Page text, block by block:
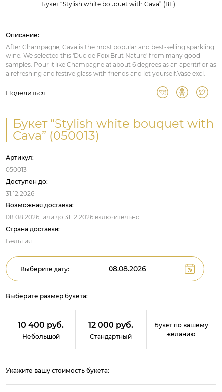
Букет “Stylish white bouquet with Cava” (BE)
Описание:
After Champagne, Cava is the most popular and best-selling sparkling
wine. We selected this 'Duc de Foix Brut Nature' from many good
samples. Pour it like Champagne at about 6 degrees as an aperitif or as
a refreshing and festive glass with friends and let yourself.Vase excl.
Поделиться:
Букет “Stylish white bouquet with
Cava” (050013)
Артикул:
050013
Доступен до:
31.12.2026
Возможная доставка:
08.08.2026, или до 31.12.2026 включительно
Страна доставки:
Бельгия
Выберите дату:
Выберите размер букета:
10 400 руб.
Небольшой
12 000 руб.
Стандартный
Букет по вашему
желанию
Укажите вашу стоимость букета: